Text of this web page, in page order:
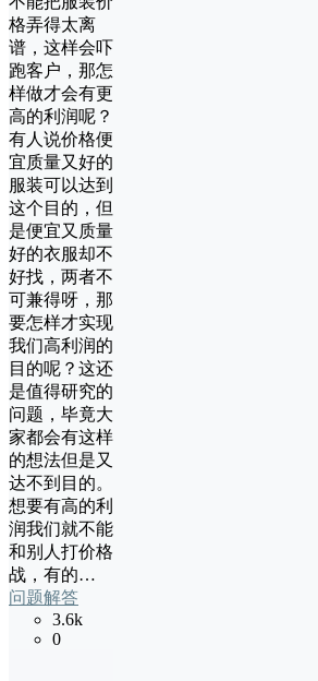
格弄得太离
谱，这样会吓
跑客户，那怎
样做才会有更
高的利润呢？
有人说价格便
宜质量又好的
服装可以达到
这个目的，但
是便宜又质量
好的衣服却不
好找，两者不
可兼得呀，那
要怎样才实现
我们高利润的
目的呢？这还
是值得研究的
问题，毕竟大
家都会有这样
的想法但是又
达不到目的。
想要有高的利
润我们就不能
和别人打价格
战，有的…
问题解答
3.6k
0